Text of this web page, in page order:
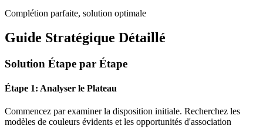
Complétion parfaite, solution optimale
Guide Stratégique Détaillé
Solution Étape par Étape
Étape 1: Analyser le Plateau
Commencez par examiner la disposition initiale. Recherchez les
modèles de couleurs évidents et les opportunités d'association